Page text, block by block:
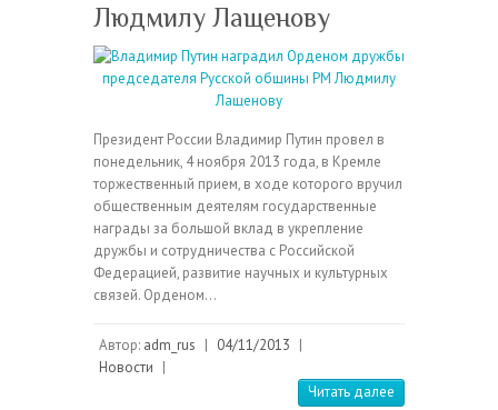
Людмилу Лащенову
Президент России Владимир Путин провел в
понедельник, 4 ноября 2013 года, в Кремле
торжественный прием, в ходе которого вручил
общественным деятелям государственные
награды за большой вклад в укрепление
дружбы и сотрудничества с Российской
Федерацией, развитие научных и культурных
связей. Орденом…
Автор: adm_rus | 04/11/2013 |
Новости |
Читать далее